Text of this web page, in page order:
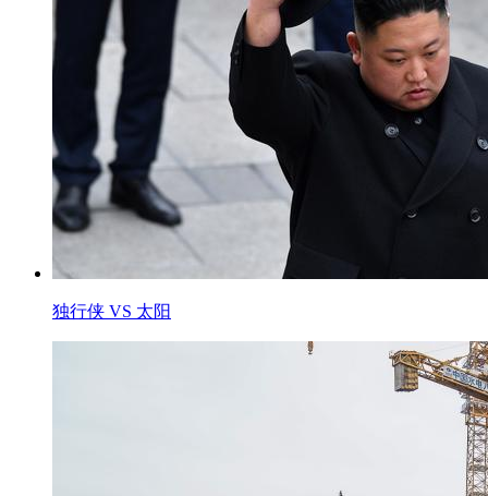
独行侠 VS 太阳